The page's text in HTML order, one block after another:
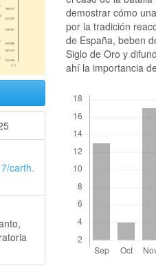
carth.
demostrar cómo
por la tradición
de España, beben
Siglo de Oro y
ahí la importancia